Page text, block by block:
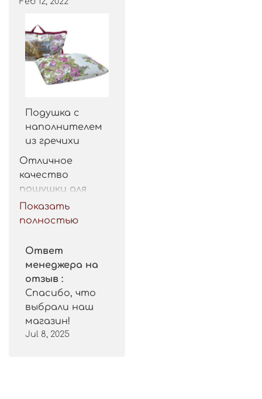
Подушка с
наполнителем
из гречихи
Отличное
качество
пошушки для
такой цены.
Рекомендую.
Показать
полностью
Ответ
менеджера на
отзыв :
Спасибо, что
выбрали наш
магазин!
Jul 8, 2025